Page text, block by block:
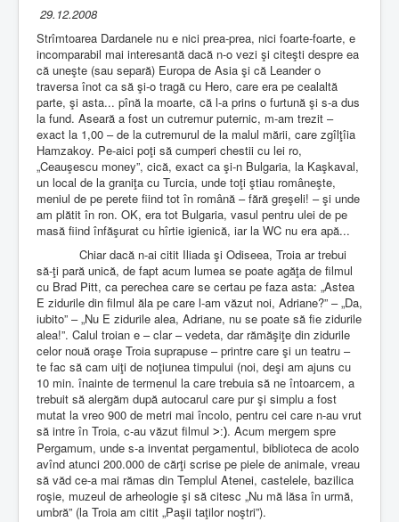
29.12.2008
Strîmtoarea Dardanele nu e nici prea-prea, nici foarte-foarte, e
incomparabil mai interesantă dacă n-o vezi şi citeşti despre ea
că uneşte (sau separă) Europa de Asia şi că Leander o
traversa înot ca să şi-o tragă cu Hero, care era pe cealaltă
parte, şi asta... pînă la moarte, că l-a prins o furtună şi s-a dus
la fund. Aseară a fost un cutremur puternic, m-am trezit –
exact la 1,00 – de la cutremurul de la malul mării, care zgîlţîia
Hamzakoy. Pe-aici poţi să cumperi chestii cu lei ro,
„Ceauşescu money”, cică, exact ca şi-n Bulgaria, la Kaşkaval,
un local de la graniţa cu Turcia, unde toţi ştiau româneşte,
meniul de pe perete fiind tot în română – fără greşeli! – şi unde
am plătit în ron. OK, era tot Bulgaria, vasul pentru ulei de pe
masă fiind înfăşurat cu hîrtie igienică, iar la WC nu era apă...
Chiar dacă n-ai citit Iliada şi Odiseea, Troia ar trebui
să-ţi pară unică, de fapt acum lumea se poate agăţa de filmul
cu Brad Pitt, ca perechea care se certau pe faza asta: „Astea
E zidurile din filmul ăla pe care l-am văzut noi, Adriane?” – „Da,
iubito” – „Nu E zidurile alea, Adriane, nu se poate să fie zidurile
alea!”. Calul troian e – clar – vedeta, dar rămăşiţe din zidurile
celor nouă oraşe Troia suprapuse – printre care şi un teatru –
te fac să cam uiţi de noţiunea timpului (noi, deşi am ajuns cu
10 min. înainte de termenul la care trebuia să ne întoarcem, a
trebuit să alergăm după autocarul care pur şi simplu a fost
mutat la vreo 900 de metri mai încolo, pentru cei care n-au vrut
să intre în Troia, c-au văzut filmul >:). Acum mergem spre
Pergamum, unde s-a inventat pergamentul, biblioteca de acolo
avînd atunci 200.000 de cărţi scrise pe piele de animale, vreau
să văd ce-a mai rămas din Templul Atenei, castelele, bazilica
roşie, muzeul de arheologie şi să citesc „Nu mă lăsa în urmă,
umbră” (la Troia am citit „Paşii taţilor noştri”).